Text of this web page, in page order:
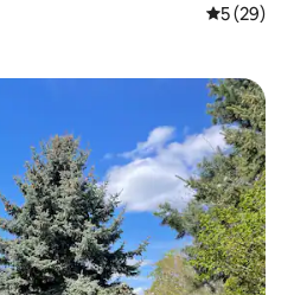
平均评分
5 (29)